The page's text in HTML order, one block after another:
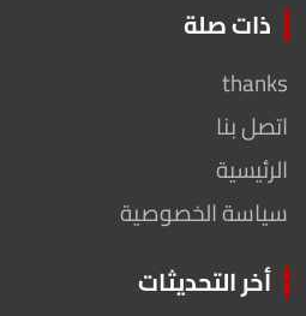
ذات صلة
thanks
اتصل بنا
الرئيسية
سياسة الخصوصية
أخر التحديثات